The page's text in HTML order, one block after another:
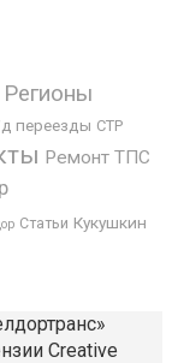
Регионы
переезды СТР
Ремонт ТПС
Статьи Кукушкин
Creative